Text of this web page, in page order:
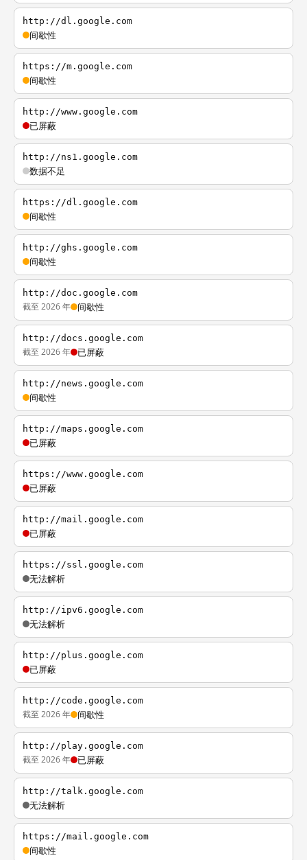
http://dl.google.com
间歇性
https://m.google.com
间歇性
http://www.google.com
已屏蔽
http://ns1.google.com
数据不足
https://dl.google.com
间歇性
http://ghs.google.com
间歇性
http://doc.google.com
截至 2026 年 间歇性
http://docs.google.com
截至 2026 年 已屏蔽
http://news.google.com
间歇性
http://maps.google.com
已屏蔽
https://www.google.com
已屏蔽
http://mail.google.com
已屏蔽
https://ssl.google.com
无法解析
http://ipv6.google.com
无法解析
http://plus.google.com
已屏蔽
http://code.google.com
截至 2026 年 间歇性
http://play.google.com
截至 2026 年 已屏蔽
http://talk.google.com
无法解析
https://mail.google.com
间歇性